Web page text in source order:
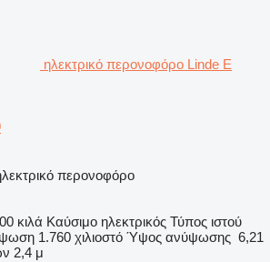
ηλεκτρικό περονοφόρο Linde E
περονοφόρο
κιλά Καύσιμο ηλεκτρικός Τύπος ιστού
1.760 χιλιοστό Ύψος ανύψωσης 6,21
2,4 μ